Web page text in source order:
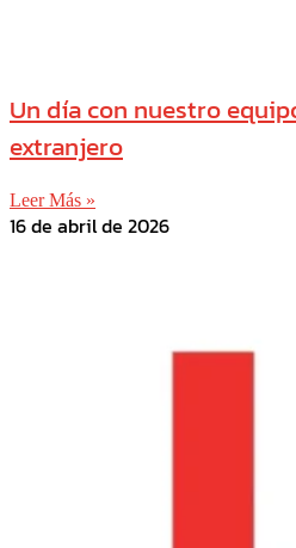
Un día con nuestro
extranjero
Leer Más »
16 de abril de 2026